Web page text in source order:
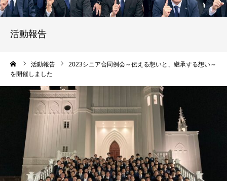
活動報告
活動報告
2023シニア合同例会～伝える想いと、継承する想い～
を開催しました